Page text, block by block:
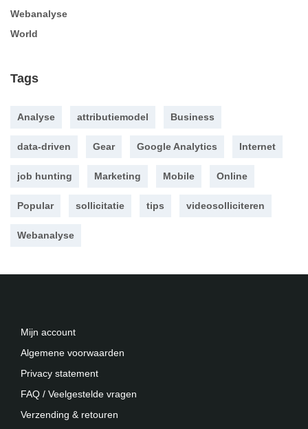
Webanalyse
World
Tags
Analyse attributiemodel Business
data-driven Gear Google Analytics Internet
job hunting Marketing Mobile Online
Popular sollicitatie tips videosolliciteren
Webanalyse
Mijn account
Algemene voorwaarden
Privacy statement
FAQ / Veelgestelde vragen
Verzending & retouren